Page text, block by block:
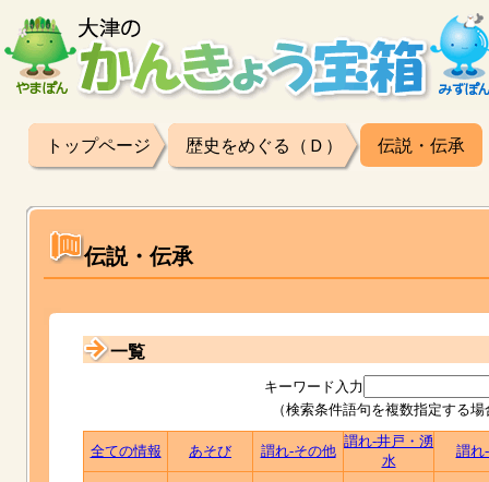
トップページ 歴史をめぐる（Ｄ） 伝説・伝承
伝説・伝承
一覧
キーワード入力
（検索条件語句を複数指定する
全ての情報 あそび 謂れ-その他
謂れ-井戸・湧
水
謂れ